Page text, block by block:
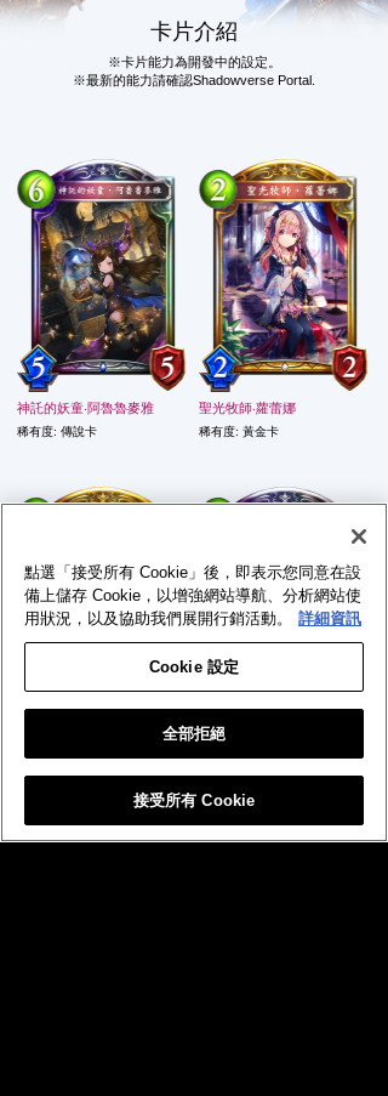
卡片介紹
※卡片能力為開發中的設定。
※最新的能力請確認Shadowverse Portal
神託的妖童‧阿魯魯麥雅
傳說卡
聖光牧師‧蘿蕾娜
黃金卡
黃金卡
原初的巴哈姆特
傳說卡
點選「接受所有 Cookie」後，即表示您同意在設
備上儲存 Cookie，以增強網站導航、分析網站使
用狀況，以及協助我們展開行銷活動。
詳細資訊
Cookie 設定
全部拒絕
接受所有 Cookie